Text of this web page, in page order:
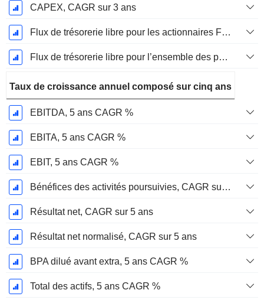
CAPEX, CAGR sur 3 ans
Flux de trésorerie libre pour les actionnaires FCFE, CAGR sur 3 ans
Flux de trésorerie libre pour l’ensemble des pourvoyeurs de fonds (créanciers et actionnaires) FCFF, CAGR sur 3 ans
Taux de croissance annuel composé sur cinq ans
EBITDA, 5 ans CAGR %
EBITA, 5 ans CAGR %
EBIT, 5 ans CAGR %
Bénéfices des activités poursuivies, CAGR sur 5 ans
Résultat net, CAGR sur 5 ans
Résultat net normalisé, CAGR sur 5 ans
BPA dilué avant extra, 5 ans CAGR %
Total des actifs, 5 ans CAGR %